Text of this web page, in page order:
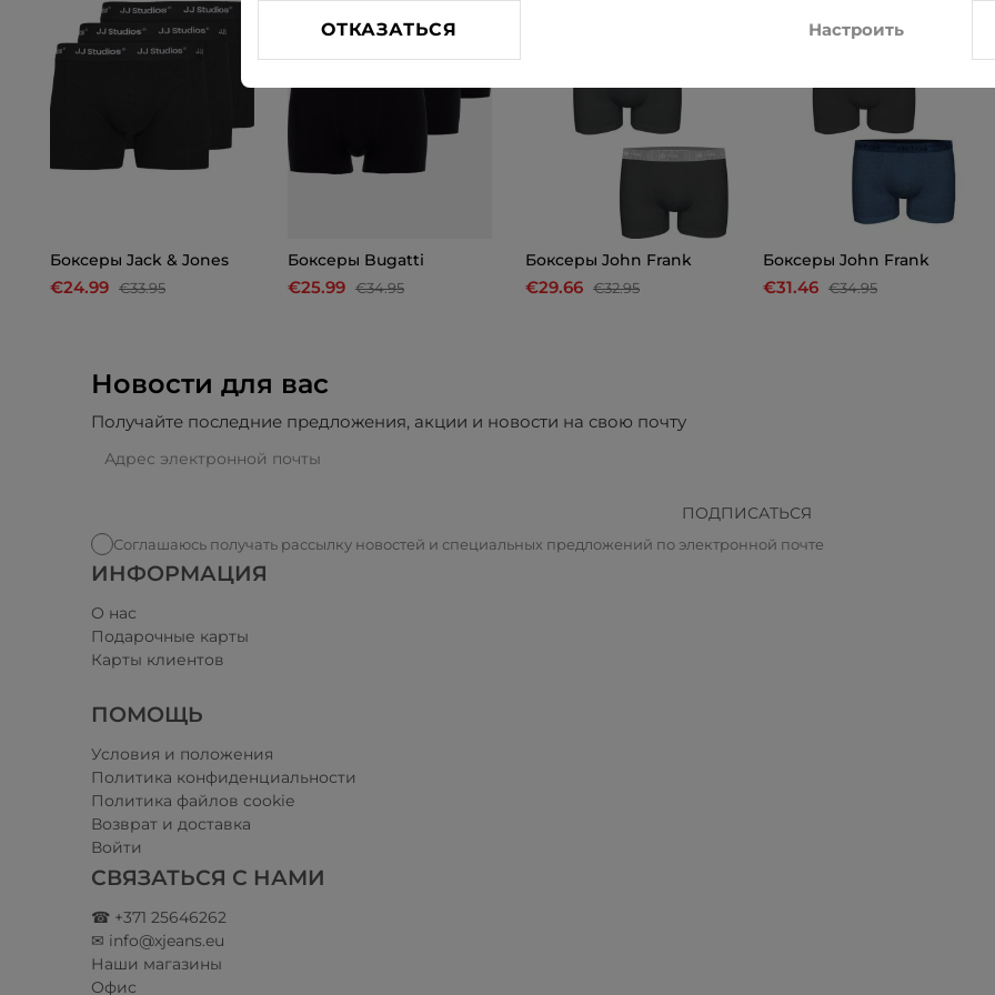
Боксеры Jack & Jones
€24.99 €33.95
Боксеры Bugatti
€25.99 €34.95
Боксеры John Frank
€29.66 €32.95
Боксеры John Frank
€31.46 €34.95
Новости для вас
Получайте последние предложения, акции и новости на свою почту
ПОДПИСАТЬСЯ
Соглашаюсь получать рассылку новостей и специальных предложений по электронной почте
ИНФОРМАЦИЯ
О нас
Подарочные карты
Карты клиентов
ПОМОЩЬ
Условия и положения​
Политика конфиденциальности
Политика файлов cookie
Возврат и доставка
Войти
СВЯЗАТЬСЯ С НАМИ
☎ +371 25646262
✉ info@xjeans.eu
Наши магазины
Офис
ОТКАЗАТЬСЯ Настроить